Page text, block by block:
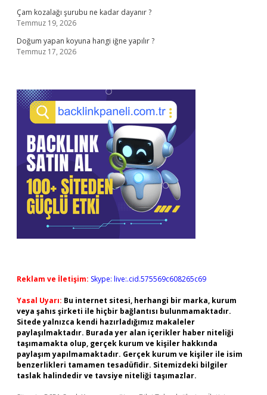
Çam kozalağı şurubu ne kadar dayanır ?
Temmuz 19, 2026
Doğum yapan koyuna hangi iğne yapılır ?
Temmuz 17, 2026
Reklam ve İletişim: Skype: live:.cid.575569c608265c69
Yasal Uyarı: Bu internet sitesi, herhangi bir marka, kurum
veya şahıs şirketi ile hiçbir bağlantısı bulunmamaktadır.
Sitede yalnızca kendi hazırladığımız makaleler
paylaşılmaktadır. Burada yer alan içerikler haber niteliği
taşımamakta olup, gerçek kurum ve kişiler hakkında
paylaşım yapılmamaktadır. Gerçek kurum ve kişiler ile isim
benzerlikleri tamamen tesadüfidir. Sitemizdeki bilgiler
taslak halindedir ve tavsiye niteliği taşımazlar.